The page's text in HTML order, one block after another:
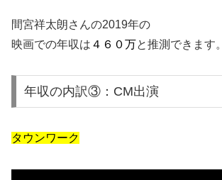
間宮祥太朗さんの2019年の
映画での年収は ４６０万と推測できます。
年収の内訳③：CM出演
タウンワーク